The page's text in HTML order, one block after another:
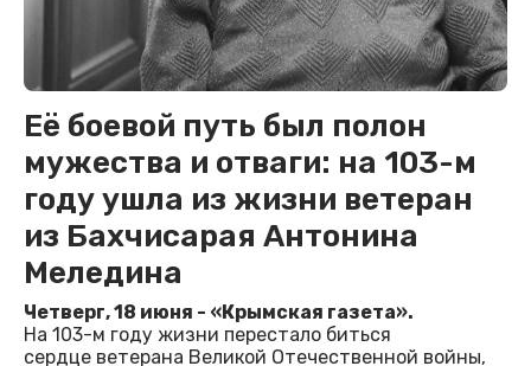
Её боевой путь был полон
мужества и отваги: на 103-м
году ушла из жизни ветеран
из Бахчисарая Антонина
Меледина
Четверг, 18 июня - «Крымская газета».
На 103-м году жизни перестало биться
сердце ветерана Великой Отечественной войны,